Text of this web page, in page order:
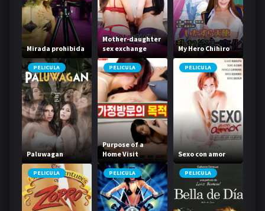
Mirada prohibida
Mother-daughter
sex exchange
My Hero Chihiro
PELICULA
Paluwagan
PELICULA
Purpose of a
Home Visit
PELICULA
Sexo con amor
PELICULA PELICULA PELICULA